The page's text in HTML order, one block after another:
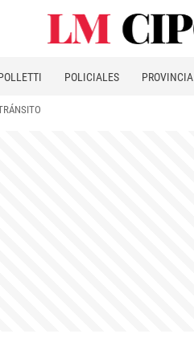
POLICIALES PROVINCIA